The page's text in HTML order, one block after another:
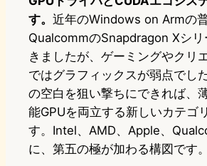
す。 近年のWindows on Armの
QualcommのSnapdragon Xシリ
きましたが、ゲーミングやクリ
ではグラフィックスが弱点でし
の空白を狙い撃ちにできれば、
能GPUを両立する新しいカテゴ
す。Intel、AMD、Apple、
に、第五の極が加わる構図です。